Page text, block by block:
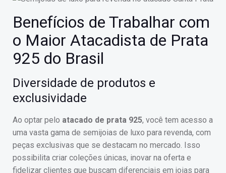
Benefícios de Trabalhar com
o Maior Atacadista de Prata
925 do Brasil
Diversidade de produtos e
exclusividade
Ao optar pelo atacado de prata 925, você tem acesso a
uma vasta gama de semijoias de luxo para revenda, com
peças exclusivas que se destacam no mercado. Isso
possibilita criar coleções únicas, inovar na oferta e
fidelizar clientes que buscam diferenciais em joias para